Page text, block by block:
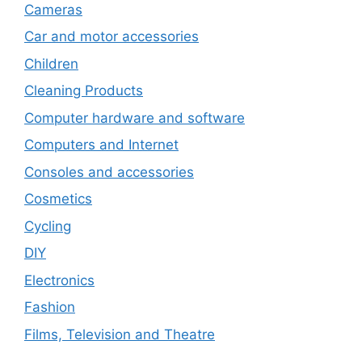
Cameras
Car and motor accessories
Children
Cleaning Products
Computer hardware and software
Computers and Internet
Consoles and accessories
Cosmetics
Cycling
DIY
Electronics
Fashion
Films, Television and Theatre